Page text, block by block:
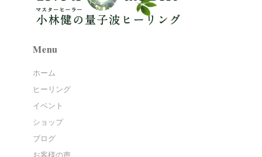
Menu
ホーム
ヒーリング
イベント
ショップ
ブログ
お客様の声